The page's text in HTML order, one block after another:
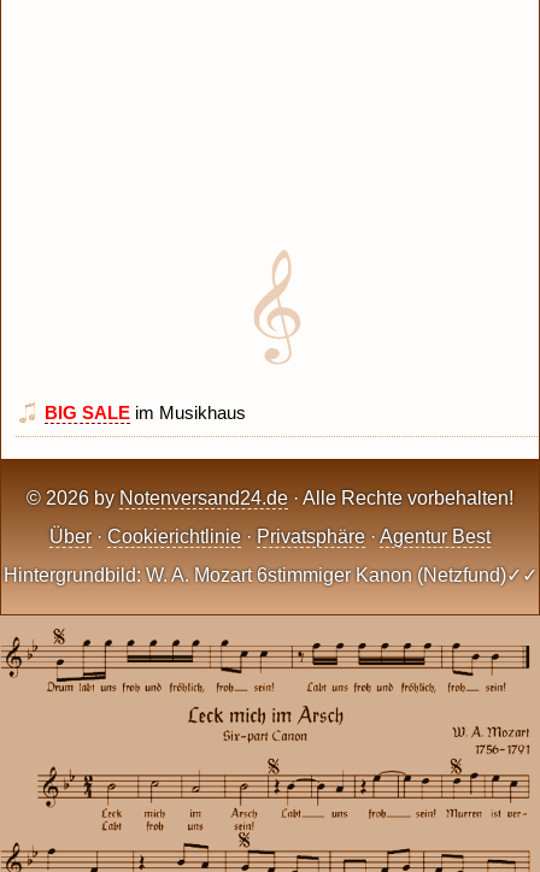
BIG SALE im Musikhaus
© 2026 by Notenversand24.de · Alle Rechte vorbehalten!
Über · Cookierichtlinie · Privatsphäre · Agentur Best
Hintergrundbild: W. A. Mozart 6stimmiger Kanon (Netzfund)✓✓